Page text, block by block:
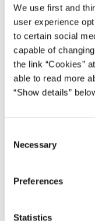
We use first and
user experience
to certain social
capable of
the link “Cookies”
able to read more
“Show details”
Necessary
Preferences
Statistics
Forskere på
tidligere valg,
politisk selvtillid.
politiske ideologier
system. Og den
formand, Henrik
politikken ind i
udviklingen af
være med til at
opgave – ikke bare